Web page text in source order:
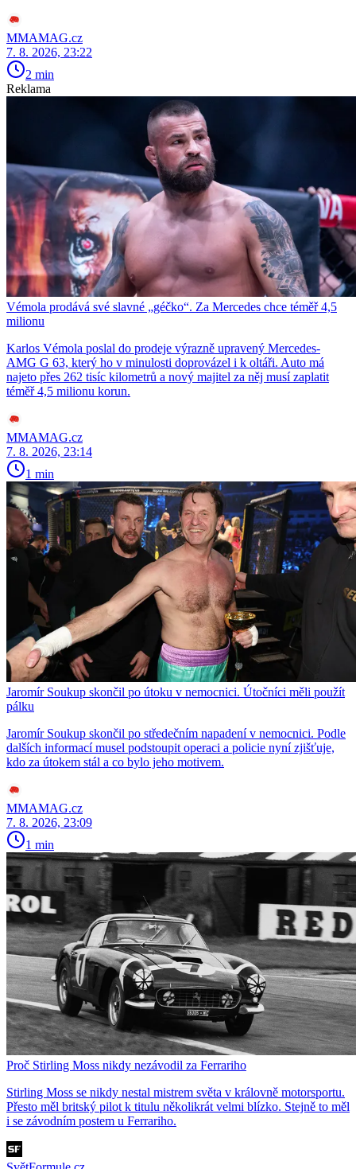
MMAMAG.cz
7. 8. 2026, 23:22
2 min
Reklama
Vémola prodává své slavné „géčko“. Za Mercedes chce téměř 4,5
milionu
Karlos Vémola poslal do prodeje výrazně upravený Mercedes-
AMG G 63, který ho v minulosti doprovázel i k oltáři. Auto má
najeto přes 262 tisíc kilometrů a nový majitel za něj musí zaplatit
téměř 4,5 milionu korun.
MMAMAG.cz
7. 8. 2026, 23:14
1 min
Jaromír Soukup skončil po útoku v nemocnici. Útočníci měli použít
pálku
Jaromír Soukup skončil po středečním napadení v nemocnici. Podle
dalších informací musel podstoupit operaci a policie nyní zjišťuje,
kdo za útokem stál a co bylo jeho motivem.
MMAMAG.cz
7. 8. 2026, 23:09
1 min
Proč Stirling Moss nikdy nezávodil za Ferrariho
Stirling Moss se nikdy nestal mistrem světa v královně motorsportu.
Přesto měl britský pilot k titulu několikrát velmi blízko. Stejně to měl
i se závodním postem u Ferrariho.